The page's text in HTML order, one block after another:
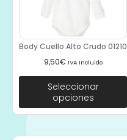
Body Cuello Alto Crudo 01210
9,50€ IVA Incluido
Seleccionar
opciones